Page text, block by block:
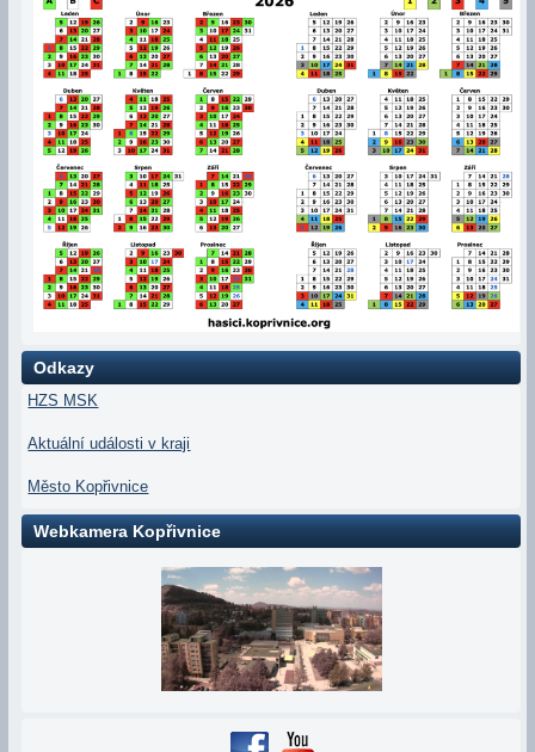
Odkazy
HZS MSK
Aktuální události v kraji
Město Kopřivnice
Webkamera Kopřivnice